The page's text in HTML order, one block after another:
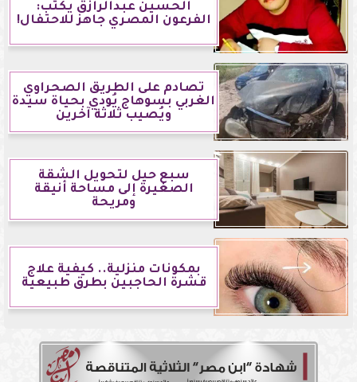
الحسين عبدالرازق يكتب:
الفرعون المصري جاهز للاحتفال!
تصادم على الطريق الصحراوي
الغربي بسوهاج يُودي بحياة سيدة
ويُصيب ثلاثة آخرين
سبع حيل لتحويل الشقة
الصغيرة إلى مساحة أنيقة
ومريحة
بمكونات منزلية.. كيفية علاج
قشرة الحاجبين بطرق طبيعية